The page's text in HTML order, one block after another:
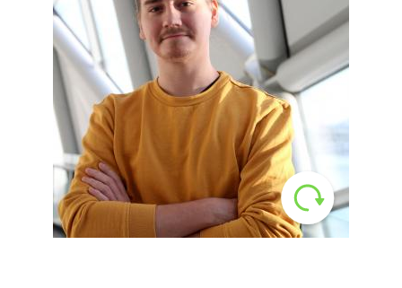
Rajna Marcell
Kliens támogató munkatárs,
pszichológus
Pszichológia alap és mester képzést
egyaránt a Pázmány Péter
Katolikus Egyetemen végezte el.
Utóbbit társadalom- és
szervezetpszichológia szakirányon.